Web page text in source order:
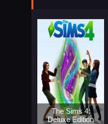
The Sims 4:
Deluxe Edition